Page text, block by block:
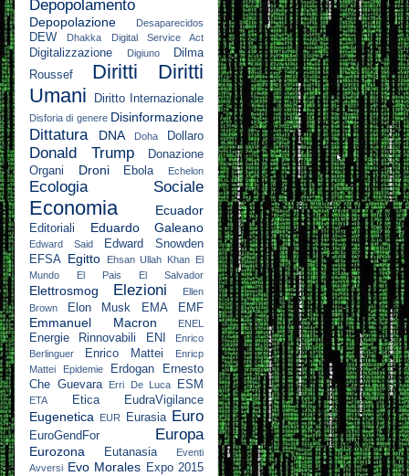
Depopolamento
Depopolazione Desaparecidos
DEW Dhakka Digital Service Act
Digitalizzazione Digiuno
Dilma
Roussef
Diritti
Diritti
Umani
Diritto Internazionale
Disforia di genere Disinformazione
Dittatura DNA Doha Dollaro
Donald Trump
Donazione
Organi
Droni Ebola Echelon
Ecologia Sociale
Economia Ecuador
Editoriali Eduardo Galeano
Edward Said
Edward Snowden
EFSA Egitto Ehsan Ullah Khan El
Mundo
El Pais El Salvador
Elettrosmog Elezioni
Ellen
Brown
Elon Musk EMA EMF
Emmanuel Macron ENEL
Energie Rinnovabili ENI
Enrico
Berlinguer
Enrico Mattei
Enricp
Mattei
Epidemie Erdogan
Ernesto
Che Guevara
Erri De Luca ESM
ETA Etica EudraVigilance
Eugenetica EUR Eurasia Euro
EuroGendFor Europa
Eurozona Eutanasia
Eventi
Avversi Evo Morales Expo 2015